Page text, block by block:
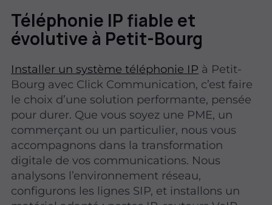
Téléphonie IP fiable et
évolutive à Petit-Bourg
Installer un système téléphonie IP à Petit-
Bourg avec Click Communication, c’est faire
le choix d’une solution performante, pensée
pour durer. Que vous soyez une PME, un
commerçant ou un particulier, nous vous
accompagnons dans la transformation
digitale de vos communications. Nous
analysons l’environnement réseau,
configurons les lignes SIP, et installons un